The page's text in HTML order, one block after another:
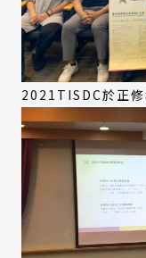
2021TISDC於正